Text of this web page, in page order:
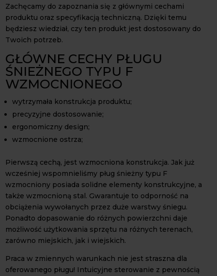
Zachęcamy do zapoznania się z głównymi cechami
produktu oraz specyfikacją techniczną. Dzięki temu
będziesz wiedział, czy ten produkt jest dostosowany do
Twoich potrzeb.
GŁÓWNE CECHY PŁUGU
ŚNIEŻNEGO TYPU F
WZMOCNIONEGO
wytrzymała konstrukcja produktu;
precyzyjne dostosowanie;
ergonomiczny design;
wzmocnione ostrza;
Pierwszą cechą, jest wzmocniona konstrukcja. Jak już
wcześniej wspomnieliśmy pług śnieżny typu F
wzmocniony posiada solidne elementy konstrukcyjne, a
także wzmocnioną stal. Gwarantuje to odporność na
obciążenia wywołanych przez duże warstwy śniegu.
Ponadto dopasowanie do różnych powierzchni daje
możliwość użytkowania sprzętu na różnych terenach,
zarówno miejskich, jak i wiejskich.
Praca w zmiennych warunkach nie jest straszna dla
oferowanego pługu! Intuicyjne sterowanie z pewnością